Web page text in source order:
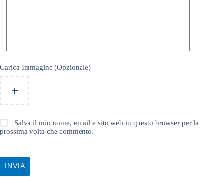
Carica Immagine (Opzionale)
Salva il mio nome, email e sito web in questo browser per la
prossima volta che commento.
INVIA